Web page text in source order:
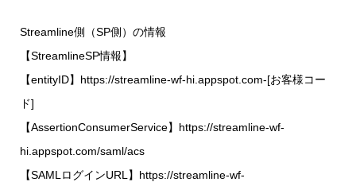
Streamline側（SP側）の情報
【StreamlineSP情報】
【entityID】https://streamline-wf-hi.appspot.com-[お客様コー
ド]
【AssertionConsumerService】https://streamline-wf-
hi.appspot.com/saml/acs
【SAMLログインURL】https://streamline-wf-